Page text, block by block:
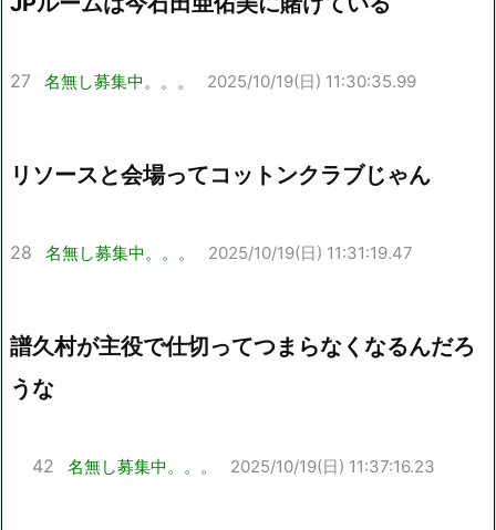
27 名無し募集中。。。 2025/10/19(日) 11:30:35.99
リソースと会場ってコットンクラブじゃん
28 名無し募集中。。。 2025/10/19(日) 11:31:19.47
譜久村が主役で仕切ってつまらなくなるんだろ
うな
42 名無し募集中。。。 2025/10/19(日) 11:37:16.23